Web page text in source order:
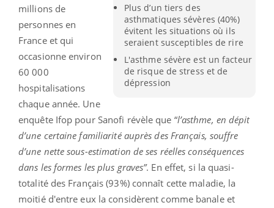
Plus d’un tiers des
asthmatiques sévères (40%)
évitent les situations où ils
seraient susceptibles de rire
L'asthme sévère est un facteur
de risque de stress et de
dépression
millions de
personnes en
France et qui
occasionne environ
60 000
hospitalisations
chaque année. Une
enquête Ifop pour Sanofi révèle que “l’asthme, en dépit
d’une certaine familiarité auprès des Français, souffre
d’une nette sous-estimation de ses réelles conséquences
dans les formes les plus graves”. En effet, si la quasi-
totalité des Français (93%) connaît cette maladie, la
moitié d'entre eux la considèrent comme banale et